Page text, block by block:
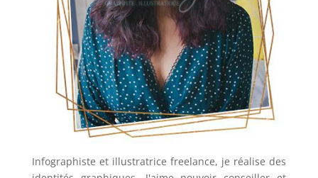
Infographiste et illustratrice freelance, je réalise des